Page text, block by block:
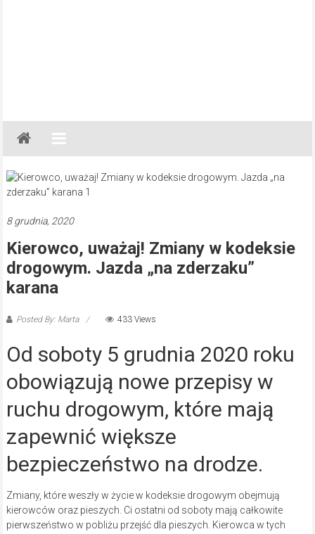
Gazeta
Regionalna
Częstochowa,
Kłobuck,
Myszków
8 grudnia, 2020
Kierowco, uważaj! Zmiany w kodeksie
drogowym. Jazda „na zderzaku”
karana
Posted By: Marta 433 Views
Od soboty 5 grudnia 2020 roku
obowiązują nowe przepisy w
ruchu drogowym, które mają
zapewnić większe
bezpieczeństwo na drodze.
Zmiany, które weszły w życie w kodeksie drogowym obejmują
kierowców oraz pieszych. Ci ostatni od soboty mają całkowite
pierwszeństwo w pobliżu przejść dla pieszych. Kierowca w tych